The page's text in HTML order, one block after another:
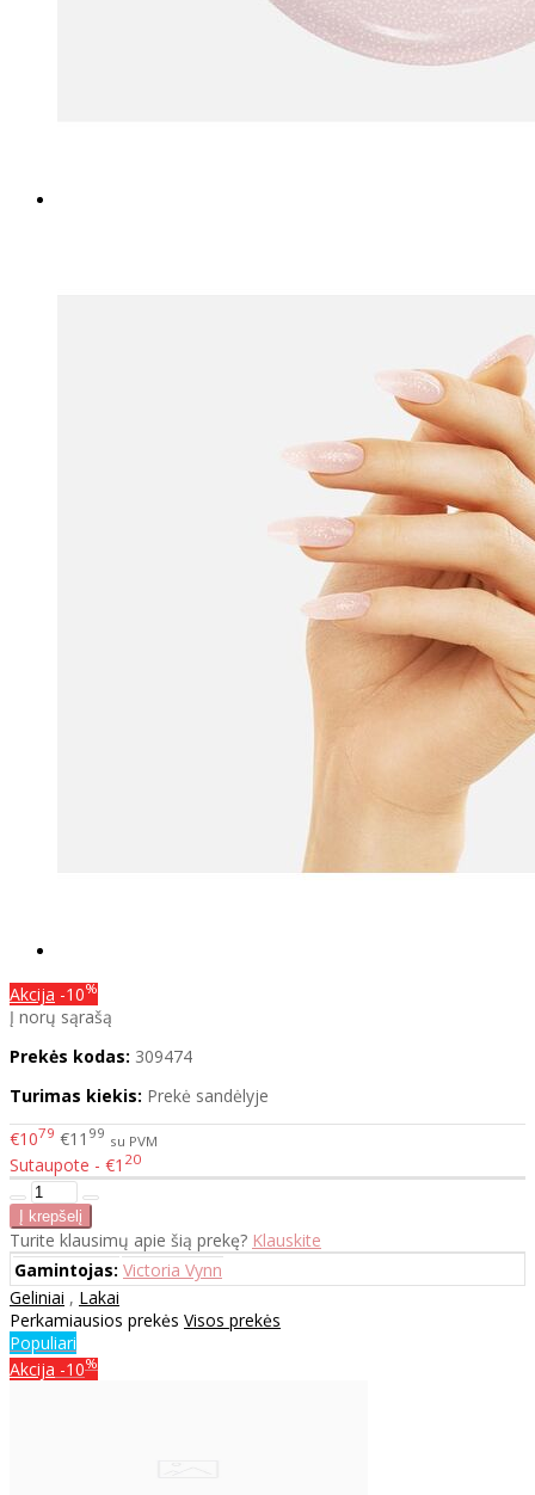
Akcija -10%
Į norų sąrašą
Prekės kodas: 309474
Turimas kiekis: Prekė sandėlyje
€1079 €11 99 su PVM
Sutaupote - €1 20
Turite klausimų apie šią prekę? Klauskite
Gamintojas: Victoria Vynn
Geliniai , Lakai
Perkamiausios prekės Visos prekės
Populiari
Akcija -10%